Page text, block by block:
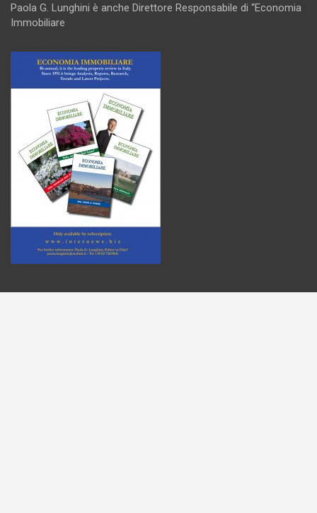
Paola G. Lunghini è anche Direttore Responsabile di “Economia
Immobiliare